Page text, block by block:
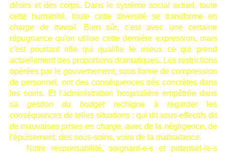
désirs et des corps. Dans le système social actuel, toute
cette humanité, toute cette diversité se transforme en
charge de travail. Bien sûr, c'est avec une certaine
répugnance qu'on utilise cette dernière expression, mais
c'est pourtant elle qui qualifie le mieux ce qui prend
actuellement des proportions dramatiques. Les restrictions
opérées par le gouvernement, sous forme de compression
de personnel, ont des conséquences très concrètes dans
les soins. Et l'administration hospitalière empêtrée dans
sa
gestion du budget
rechigne à regarder les
conséquences de telles situations : qui dit sous-effectifs dit
de mauvaises prises en charge, avec de la négligence, de
l'épuisement, des sous-soins, voire de la maltraitance.
Notre responsabilité, soignant-e-s et potentiel-le-s